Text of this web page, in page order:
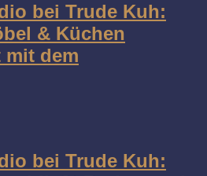
bei Trude Kuh:
& Küchen
mit dem
bei Trude Kuh: